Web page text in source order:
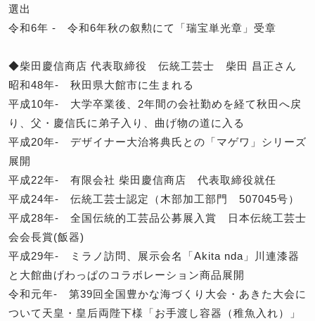
選出
令和6年 - 令和6年秋の叙勲にて「瑞宝単光章」受章
◆柴田慶信商店 代表取締役 伝統工芸士 柴田 昌正さん
昭和48年- 秋田県大館市に生まれる
平成10年- 大学卒業後、2年間の会社勤めを経て秋田へ戻
り、父・慶信氏に弟子入り、曲げ物の道に入る
平成20年- デザイナー大治将典氏との「マゲワ」シリーズ
展開
平成22年- 有限会社 柴田慶信商店 代表取締役就任
平成24年- 伝統工芸士認定（木部加工部門 507045号）
平成28年- 全国伝統的工芸品公募展入賞 日本伝統工芸士
会会長賞(飯器)
平成29年- ミラノ訪問、展示会名「Akita nda」川連漆器
と大館曲げわっぱのコラボレーション商品展開
令和元年- 第39回全国豊かな海づくり大会・あきた大会に
ついて天皇・皇后両陛下様「お手渡し容器（稚魚入れ）」